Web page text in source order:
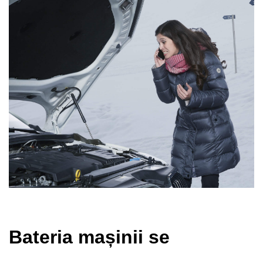
Bateria mașinii se